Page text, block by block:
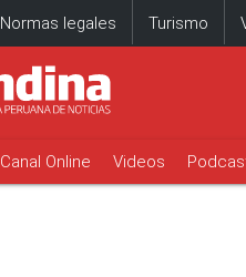
Normas legales Turismo
Canal Online Videos